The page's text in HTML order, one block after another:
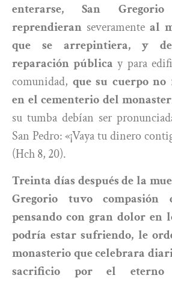
enterarse, San
reprendieran severamenteal
que se arrepintiera, y
reparación pública y para
comunidad, que su cuerpo
en el cementerio del
su tumba debían ser
San Pedro: «¡Vaya tu dinero
(Hch 8, 20).
Treinta días después de la
Gregorio tuvo
pensando con gran dolor en
podría estar sufriendo, le
monasterio que celebrara
sacrificio por el eterno